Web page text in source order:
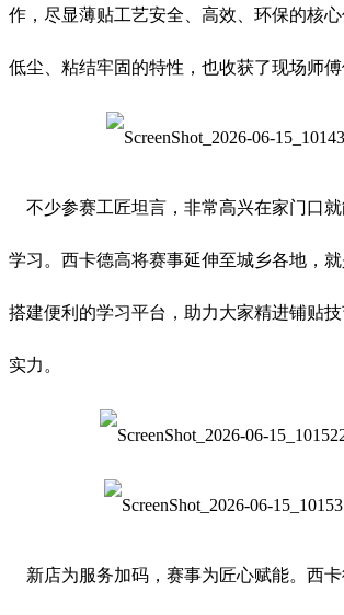
作，尽显薄贴工艺安全、高效、环保的核
低尘、粘结牢固的特性，也收获了现场师傅
不少参赛工匠坦言，非常高兴在家门口
学习。西卡德高将赛事延伸至城乡各地，
搭建便利的学习平台，助力大家精进铺贴
实力。
新店为服务加码，赛事为匠心赋能。西